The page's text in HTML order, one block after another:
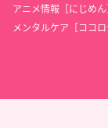
アニメ情報［にじめん
メンタルケア［ココロ